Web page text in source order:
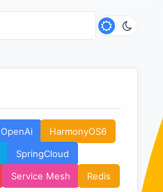
OpenAi
HarmonyOS6
SpringCloud
Service Mesh
Redis